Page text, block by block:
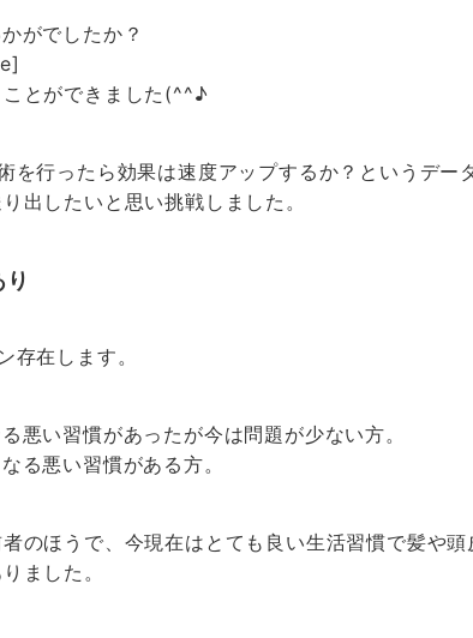
がでしたか？
とができました(^^♪
を行ったら効果は速度アップするか？というデー
出したいと思い挑戦しました。
存在します。
悪い習慣があったが今は問題が少ない方。
る悪い習慣がある方。
のほうで、今現在はとても良い生活習慣で髪や
ました。